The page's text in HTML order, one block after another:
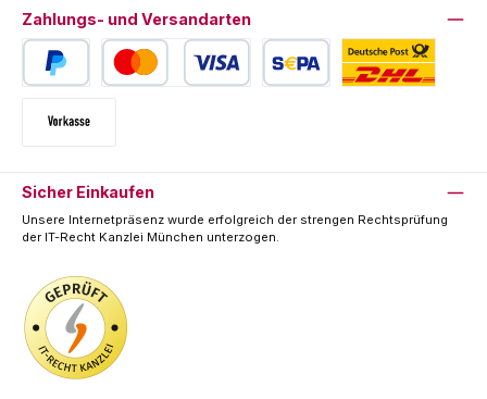
Zahlungs- und Versandarten
Sicher Einkaufen
Unsere Internetpräsenz wurde erfolgreich der strengen Rechtsprüfung
der IT-Recht Kanzlei München unterzogen.